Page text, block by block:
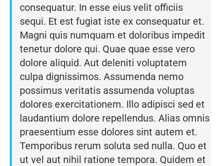
consequatur. In esse eius velit officiis
sequi. Et est fugiat iste ex consequatur et.
Magni quis numquam et doloribus impedit
tenetur dolore qui. Quae quae esse vero
dolore aliquid. Aut deleniti voluptatem
culpa dignissimos. Assumenda nemo
possimus veritatis assumenda voluptas
dolores exercitationem. Illo adipisci sed et
laudantium dolore repellendus. Alias omnis
praesentium esse dolores sint autem et.
Temporibus rerum soluta sed nulla. Quo et
ut vel aut nihil ratione tempora. Quidem et